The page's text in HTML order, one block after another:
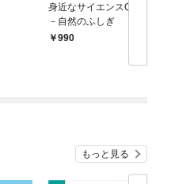
身近なサイエンスQ&A
－自然のふしぎ
990
もっと見る